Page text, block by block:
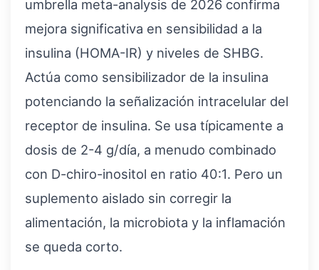
umbrella meta-analysis de 2026 confirma
mejora significativa en sensibilidad a la
insulina (HOMA-IR) y niveles de SHBG.
Actúa como sensibilizador de la insulina
potenciando la señalización intracelular del
receptor de insulina. Se usa típicamente a
dosis de 2-4 g/día, a menudo combinado
con D-chiro-inositol en ratio 40:1. Pero un
suplemento aislado sin corregir la
alimentación, la microbiota y la inflamación
se queda corto.